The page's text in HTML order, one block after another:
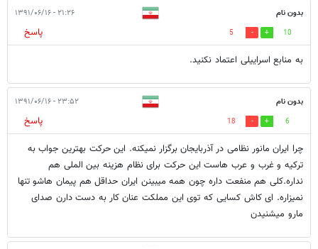
بدون نام ۲۱:۲۶ - ۱۳۹۱/۰۶/۱۶
10
5
پاسخ
به منابع اسراییلی اعتماد نکنید.
بدون نام ۲۳:۵۲ - ۱۳۹۱/۰۶/۱۶
6
18
پاسخ
چرا ایران مانور نظامی در آذربایجان برگزار نمیکنه. این حرکت بهترین جواب به
ترکیه و غرب و عرب هاست این حرکت برای نظام هزینه بین الملی هم
نداره.کلی هم منفعت داره چون همه میبینن ایران حداقل هم پیمان هاشو تنها
نمیزاره. ای کاش کسایی که توی این مملکت عنان کار به دست دارن صدای
مارو میشنیدن